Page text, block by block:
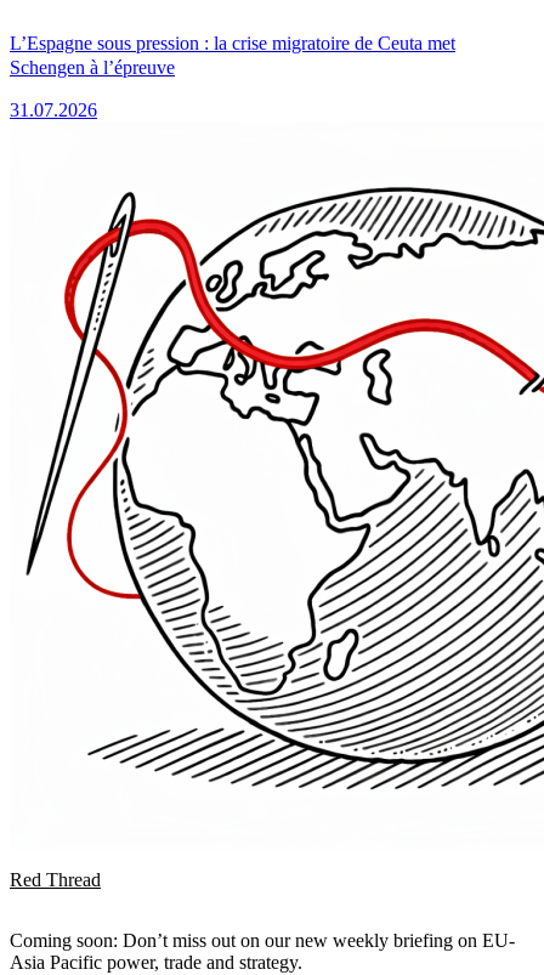
L’Espagne sous pression : la crise migratoire de Ceuta met
Schengen à l’épreuve
31.07.2026
Red Thread
Coming soon: Don’t miss out on our new weekly briefing on EU-
Asia Pacific power, trade and strategy.